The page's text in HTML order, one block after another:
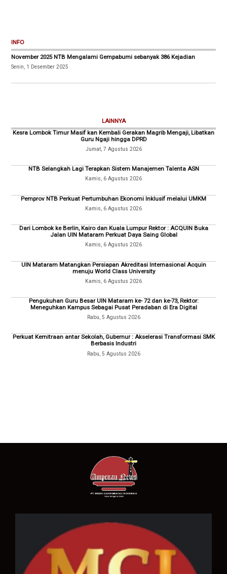
INFO
November 2025 NTB Mengalami Gempabumi sebanyak 386 Kejadian
Senin, 1 Desember 2025
LAINNYA
Kesra Lombok Timur Masif kan Kembali Gerakan Magrib Mengaji, Libatkan
Guru Ngaji hingga DPRD
Jumat, 7 Agustus 2026
NTB Selangkah Lagi Terapkan Sistem Manajemen Talenta ASN
Kamis, 6 Agustus 2026
Pemprov NTB Perkuat Pertumbuhan Ekonomi Inklusif melalui UMKM
Kamis, 6 Agustus 2026
Dari Lombok ke Berlin, Kairo dan Kuala Lumpur Rektor : ACQUIN Buka
Jalan UIN Mataram Perkuat Daya Saing Global
Kamis, 6 Agustus 2026
UIN Mataram Matangkan Persiapan Akreditasi Internasional Acquin
menuju World Class University
Kamis, 6 Agustus 2026
Pengukuhan Guru Besar UIN Mataram ke- 72 dan ke-73, Rektor:
Meneguhkan Kampus Sebagai Pusat Peradaban di Era Digital
Rabu, 5 Agustus 2026
Perkuat Kemitraan antar Sekolah, Gubernur : Akselerasi Transformasi SMK
Berbasis Industri
Rabu, 5 Agustus 2026